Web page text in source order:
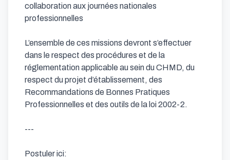
collaboration aux journées nationales
professionnelles
L’ensemble de ces missions devront s’effectuer
dans le respect des procédures et de la
réglementation applicable au sein du CHMD, du
respect du projet d’établissement, des
Recommandations de Bonnes Pratiques
Professionnelles et des outils de la loi 2002-2.
---
Postuler ici: